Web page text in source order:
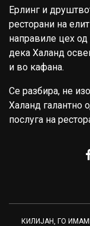
Ерлинг и
ресторани на
направиле цех од
дека Халанд
и во кафана.
Се разбира, не
Халанд галантно
послуга на
КИЛИЈАН, ГО